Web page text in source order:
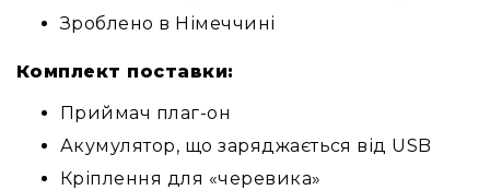
з
слуху
для
навушників
Аксесуари
Зроблено в Німеччині
Комплект поставки:
Приймач плаг-он
Акумулятор, що заряджається від USB
Кріплення для «черевика»